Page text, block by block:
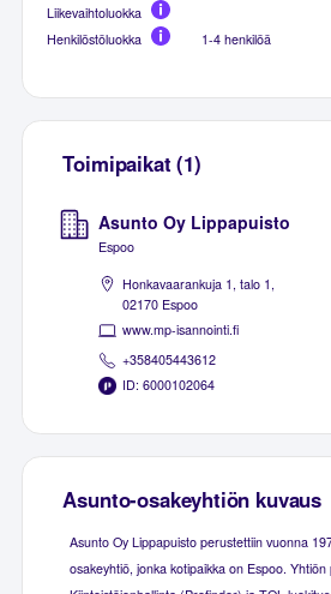
Liikevaihtoluokka
Henkilöstöluokka
1-4 henkilöä
Toimipaikat (1)
Asunto Oy Lippapuisto
Espoo
Honkavaarankuja 1, talo 1,
02170 Espoo
www.mp-isannointi.fi
+358405443612
ID: 6000102064
Asunto-osakeyhtiön kuvaus
Asunto Oy Lippapuisto perustettiin vuonna
osakeyhtiö, jonka kotipaikka on Espoo.